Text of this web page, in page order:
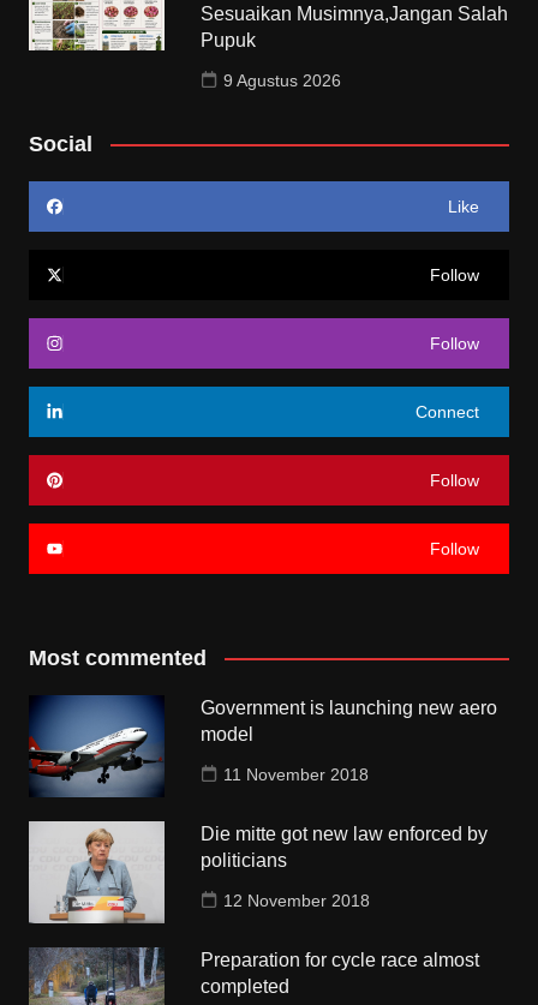
Sesuaikan Musimnya,Jangan Salah
Pupuk
9 Agustus 2026
Social
Like
Follow
Follow
Connect
Follow
Follow
Most commented
Government is launching new aero
model
11 November 2018
Die mitte got new law enforced by
politicians
12 November 2018
Preparation for cycle race almost
completed